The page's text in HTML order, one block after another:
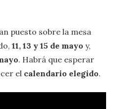
puesto sobre la mesa
11, 13 y 15 de mayo y,
. Habrá que esperar
el calendario elegido.